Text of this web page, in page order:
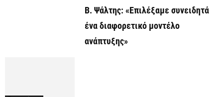
Β. Ψάλτης: «Επιλέξαμε συνειδητά
ένα διαφορετικό μοντέλο
ανάπτυξης»